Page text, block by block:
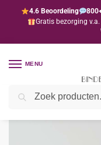
4.6 Beoordeling
Gratis bezorging
MENU
Home Levensmiddelen /